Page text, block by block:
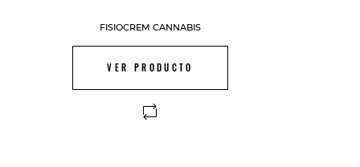
FISIOCREM CANNABIS
VER PRODUCTO